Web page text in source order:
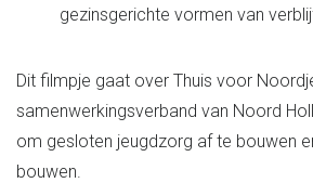
gezinsgerichte vormen van
Dit filmpje gaat over Thuis voor
samenwerkingsverband van Noord
om gesloten jeugdzorg af te bouwen
bouwen.